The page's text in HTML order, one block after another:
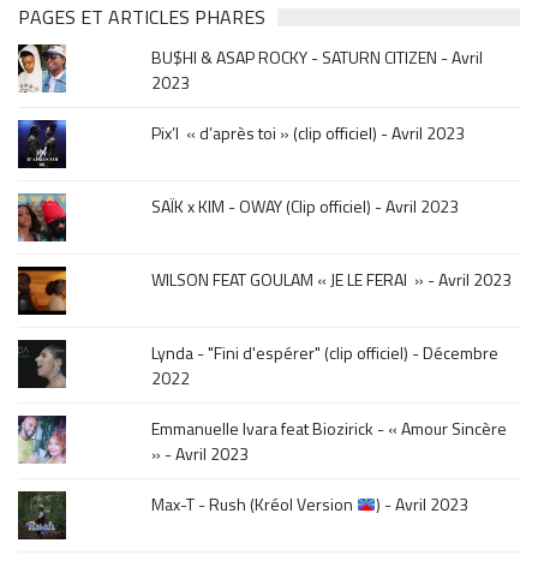
&
musique,
click
sur
le
mois
de
la
sortie
PAGES ET ARTICLES PHARES
BU$HI & ASAP ROCKY - SATURN CITIZEN - Avril
2023
Pix’l « d’après toi » (clip officiel) - Avril 2023
SAÏK x KIM - OWAY (Clip officiel) - Avril 2023
WILSON FEAT GOULAM « JE LE FERAI » - Avril 2023
Lynda - "Fini d'espérer" (clip officiel) - Décembre
2022
Emmanuelle Ivara feat Biozirick - « Amour Sincère
» - Avril 2023
Max-T - Rush (Kréol Version
) - Avril 2023